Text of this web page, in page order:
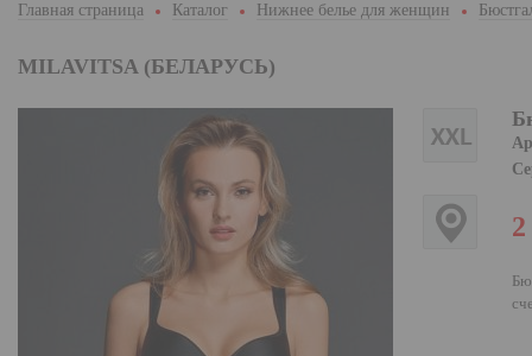
Главная страница Каталог Нижнее белье для женщин
MILAVITSA (БЕЛАРУСЬ)